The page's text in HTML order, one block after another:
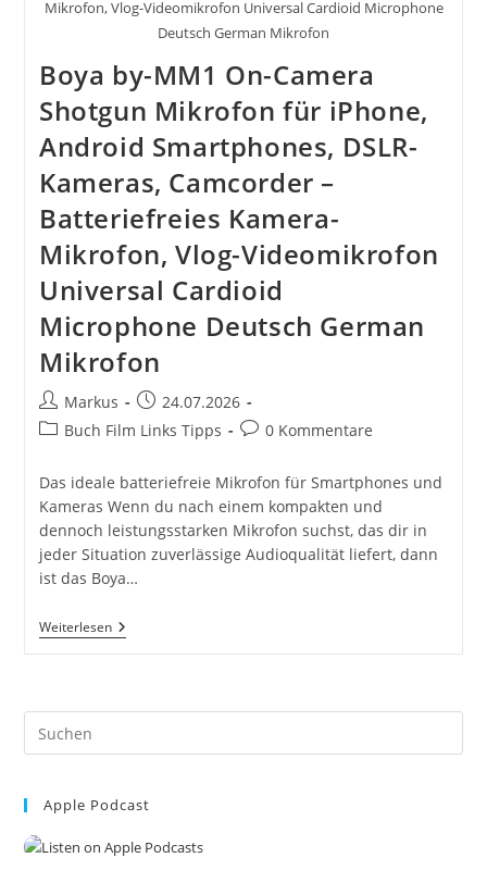
Mikrofon, Vlog-Videomikrofon Universal Cardioid Microphone
Deutsch German Mikrofon
Boya by-MM1 On-Camera
Shotgun Mikrofon für iPhone,
Android Smartphones, DSLR-
Kameras, Camcorder –
Batteriefreies Kamera-
Mikrofon, Vlog-Videomikrofon
Universal Cardioid
Microphone Deutsch German
Mikrofon
Beitrags-
Autor:
Markus
Beitrag
veröffentlicht:
24.07.2026
Beitrags-
Buch Film Links Tipps
Beitrags-
0 Kommentare
Das ideale batteriefreie Mikrofon für Smartphones und
Kameras Wenn du nach einem kompakten und
dennoch leistungsstarken Mikrofon suchst, das dir in
jeder Situation zuverlässige Audioqualität liefert, dann
ist das Boya…
WeiterlesenBoya
By-
Shotgun
Für
Smartphones,
Camcorder
Apple Podcast